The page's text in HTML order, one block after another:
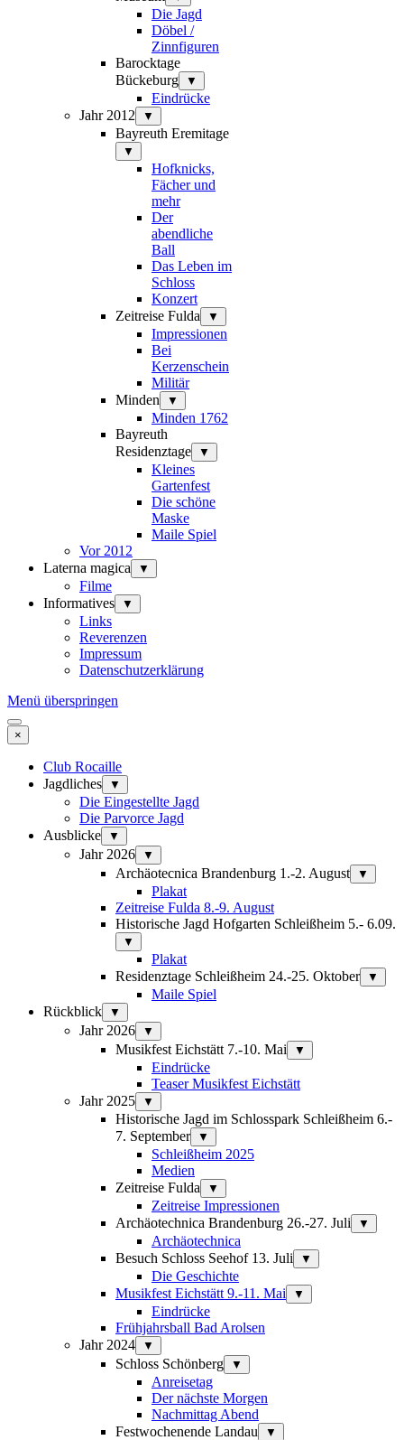
Die Jagd
Döbel /
Zinnfiguren
Barocktage
Bückeburg
▼
Eindrücke
Jahr 2012
▼
Bayreuth Eremitage
▼
Hofknicks,
Fächer und
mehr
Der
abendliche
Ball
Das Leben im
Schloss
Konzert
Zeitreise Fulda
▼
Impressionen
Bei
Kerzenschein
Militär
Minden
▼
Minden 1762
Bayreuth
Residenztage
▼
Kleines
Gartenfest
Die schöne
Maske
Maile Spiel
Vor 2012
Laterna magica
▼
Filme
Informatives
▼
Links
Reverenzen
Impressum
Datenschutzerklärung
Menü überspringen
×
Club Rocaille
Jagdliches
▼
Die Eingestellte Jagd
Die Parvorce Jagd
Ausblicke
▼
Jahr 2026 ▼
Archäotecnica Brandenburg 1.-2. August ▼
Plakat
Zeitreise Fulda 8.-9. August
Historische Jagd Hofgarten Schleißheim 5.- 6.09.
▼
Plakat
Residenztage Schleißheim 24.-25. Oktober
▼
Maile Spiel
Rückblick
▼
Jahr 2026 ▼
Musikfest Eichstätt 7.-10. Mai ▼
Eindrücke
Teaser Musikfest Eichstätt
Jahr 2025
▼
Historische Jagd im Schlosspark Schleißheim 6.-
7. September
▼
Schleißheim 2025
Medien
Zeitreise Fulda
▼
Zeitreise Impressionen
Archäotechnica Brandenburg 26.-27. Juli
▼
Archäotechnica
Besuch Schloss Seehof 13. Juli
▼
Die Geschichte
Musikfest Eichstätt 9.-11. Mai
▼
Eindrücke
Frühjahrsball Bad Arolsen
Jahr 2024
▼
Schloss Schönberg ▼
Anreisetag
Der nächste Morgen
Nachmittag Abend
Festwochenende Landau
▼